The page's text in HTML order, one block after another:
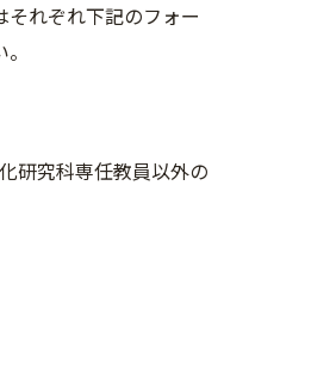
それぞれ下記のフォー
研究科専任教員以外の